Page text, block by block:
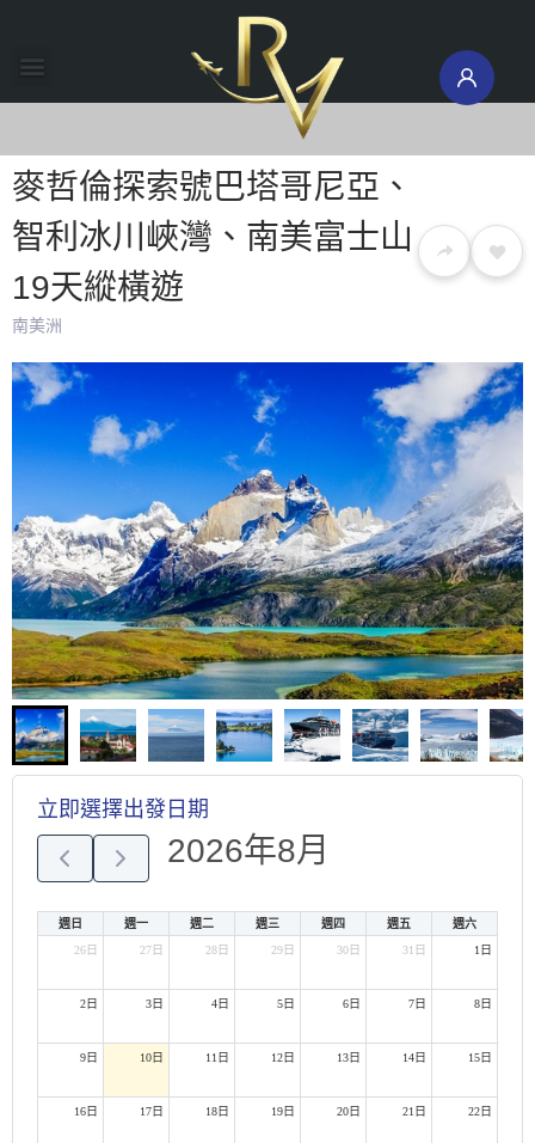
麥哲倫探索號巴塔哥尼亞、
智利冰川峽灣、南美富士山
19天縱橫遊
南美洲
立即選擇出發日期
2026年8月
週日 週一 週二 週三 週四 週五
週六
26日
27日 28日 29日 30日 31日 1日
2日 3日 4日 5日 6日 7日 8日
9日 10日 11日 12日 13日 14日 15日
16日 17日 18日 19日 20日 21日 22日